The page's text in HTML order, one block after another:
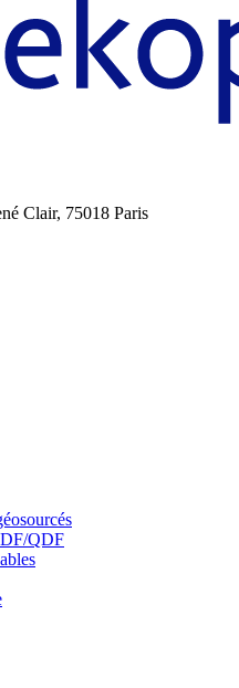
Clair, 75018 Paris
QDF